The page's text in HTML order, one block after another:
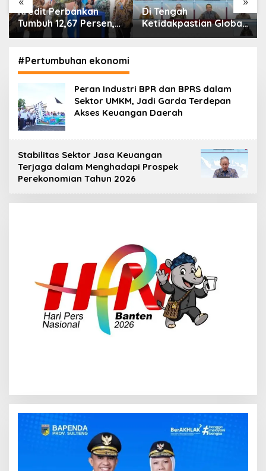
Di Tengah
Ketidakpastian Global,
OJK Pastikan
Keuangan Tetap
Terjaga
IHSG Menguat, Jumlah
Investor Pasar Modal
Tembus 30 Juta per
#Pertumbuhan ekonomi
Peran Industri BPR dan BPRS dalam
Sektor UMKM, Jadi Garda Terdepan
Akses Keuangan Daerah
Stabilitas Sektor Jasa Keuangan
Terjaga dalam Menghadapi Prospek
Perekonomian Tahun 2026